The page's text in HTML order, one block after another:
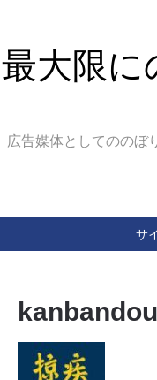
最大限に
広告媒体としてののぼ
サ